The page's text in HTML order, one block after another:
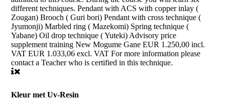
different techniques. Pendant with ACS with copper inlay (
Zougan) Brooch ( Guri bori) Pendant with cross technique (
Jyumonji) Marbled ring ( Mazekomi) Spring technique (
Yabane) Oil drop technique ( Yuteki) Advisory price
supplement training New Mogume Gane EUR 1.250,00 incl.
VAT EUR 1.033,06 excl. VAT For more information please
contact a Teacher who is certified in this technique.
Kleur met Uv-Resin